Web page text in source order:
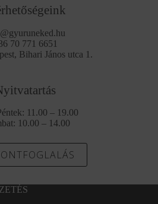
70 771 6651
Bihari János utca 1.
11.00 – 19.00
10.00 – 14.00